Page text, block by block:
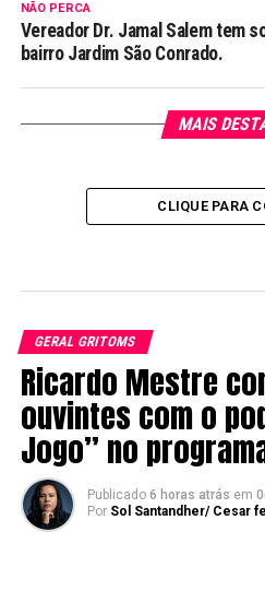
NÃO PERCA
Vereador Dr. Jamal Salem tem
bairro Jardim São Conrado.
MAIS
CLIQUE PARA
GERAL GRITOMS
Ricardo Mestre
ouvintes com o
Jogo” no
Publicado 6 horas atrás em
Por Sol Santandher/ Cesar